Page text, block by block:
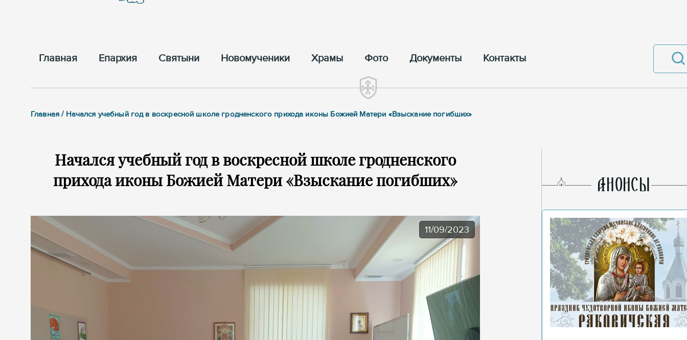
Главная Епархия Cвятыни Новомученики Храмы Фото Документы Контакты
Главная / Начался учебный год в воскресной школе гродненского прихода иконы Божией Матери «Взыскание погибших»
Начался учебный год в воскресной школе гродненского
прихода иконы Божией Матери «Взыскание погибших»
11/09/2023
AНОНСЫ